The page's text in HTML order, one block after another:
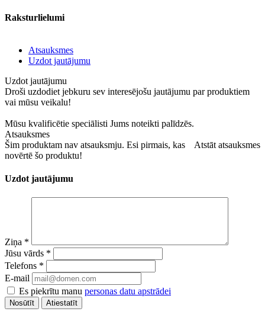
Raksturlielumi
Atsauksmes
Uzdot jautājumu
Uzdot jautājumu
Droši uzdodiet jebkuru sev interesējošu jautājumu par produktiem
vai mūsu veikalu!
Mūsu kvalificētie speciālisti Jums noteikti palīdzēs.
Atsauksmes
Atstāt atsauksmes
Šim produktam nav atsauksmju. Esi pirmais, kas
novērtē šo produktu!
Uzdot jautājumu
Ziņa *
Jūsu vārds *
Telefons *
E-mail
Es piekrītu manu personas datu apstrādei
Atiestatīt